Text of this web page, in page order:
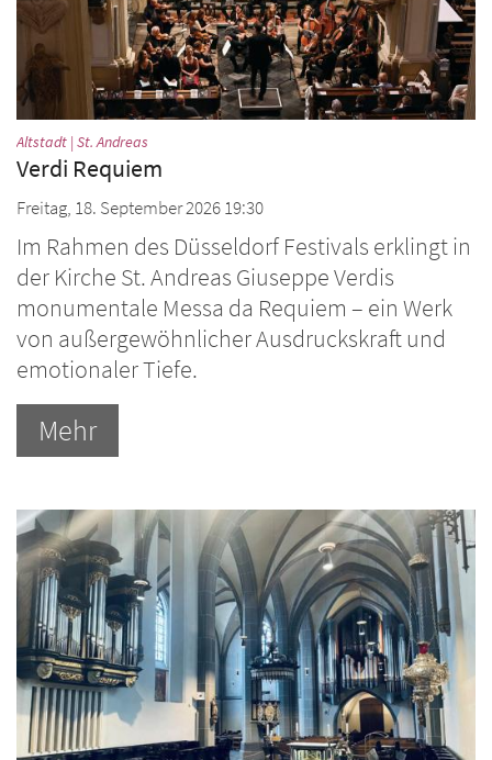
Altstadt | St. Andreas
Verdi Requiem
Freitag, 18. September 2026 19:30
Im Rahmen des Düsseldorf Festivals erklingt in
der Kirche St. Andreas Giuseppe Verdis
monumentale Messa da Requiem – ein Werk
von außergewöhnlicher Ausdruckskraft und
emotionaler Tiefe.
Mehr